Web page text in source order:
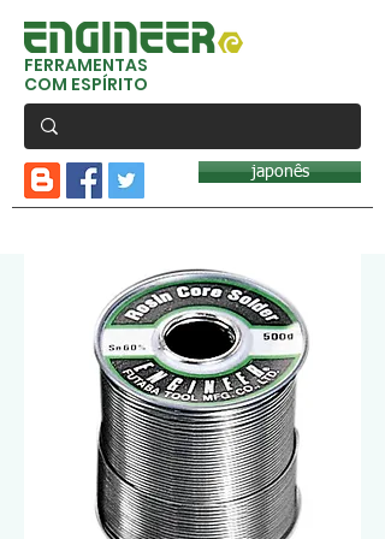
FERRAMENTAS
COM ESPÍRITO
japonês